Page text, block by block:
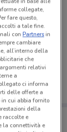
vicino a te,
collegate,
fare questo,
a tale fine.
conPartnersin
cambiare
all’interno della
che
relativi
a
ci informa
delle offerte a
cui abbia fornito
della
raccolte e
la connettività e